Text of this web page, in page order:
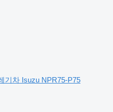
기차 Isuzu NPR75-P75